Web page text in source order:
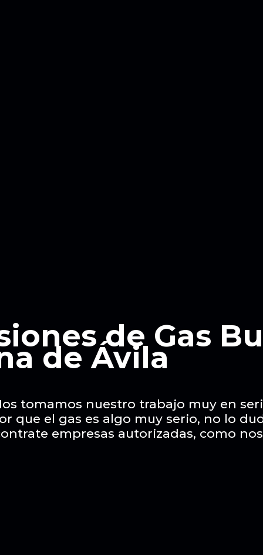
de Gas
de Ávila
tomamos nuestro trabajo muy en
que el gas es algo muy serio, no lo
empresas autorizadas, como